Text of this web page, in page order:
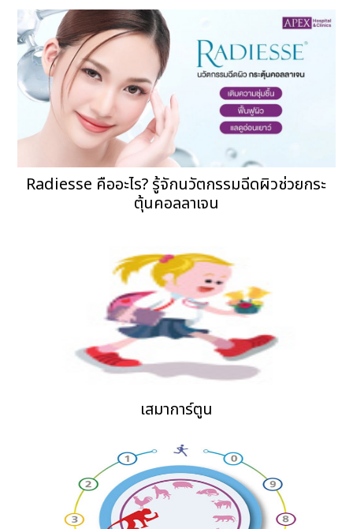
Radiesse คืออะไร? รู้จักนวัตกรรมฉีดผิวช่วยกระ
ตุ้นคอลลาเจน
เสมาการ์ตูน